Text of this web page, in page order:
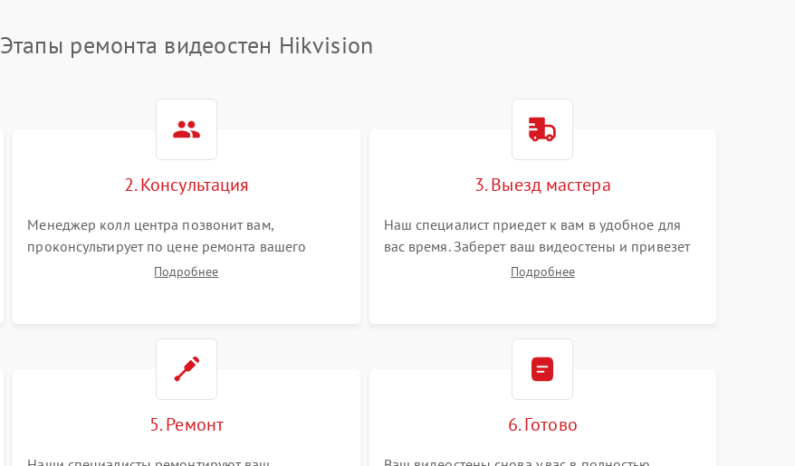
Этапы ремонта видеостен Hikvision
2. Консультация
Менеджер колл центра позвонит вам,
проконсультирует по цене ремонта вашего
видеостен а также ответит на все ваши вопросы.
Подробнее
3. Выезд мастера
Наш специалист приедет к вам в удобное для
вас время. Заберет ваш видеостены и привезет
на склад для диагностики.
Подробнее
5. Ремонт 6. Готово